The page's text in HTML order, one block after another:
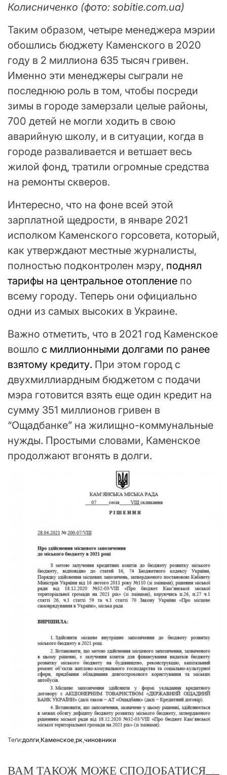
Колисниченко (фото: sobitie.com.ua)
Таким образом, четыре менеджера мэрии
обошлись бюджету Каменского в 2020
году в 2 миллиона 635 тысяч гривен.
Именно эти менеджеры сыграли не
последнюю роль в том, чтобы посреди
зимы в городе замерзали целые районы,
700 детей не могли ходить в свою
аварийную школу, и в ситуации, когда в
городе разваливается и ветшает весь
жилой фонд, тратили огромные средства
на ремонты скверов.
Интересно, что на фоне всей этой
зарплатной щедрости, в январе 2021
исполком Каменского горсовета, который,
как утверждают местные журналисты,
полностью подконтролен мэру, поднял
тарифы на центральное отопление по
всему городу. Теперь они официально
одни из самых высоких в Украине.
Важно отметить, что в 2021 год Каменское
вошло с миллионными долгами по ранее
взятому кредиту. При этом город с
двухмиллиардным бюджетом с подачи
мэра готовится взять еще один кредит на
сумму 351 миллионов гривен в
“Ощадбанке” на жилищно-коммунальные
нужды. Простыми словами, Каменское
продолжают вгонять в долги.
Теґи:долги,Каменское,рк,чиновники
ВАМ ТАКОЖ МОЖЕ СПОДОБАТИСЯ